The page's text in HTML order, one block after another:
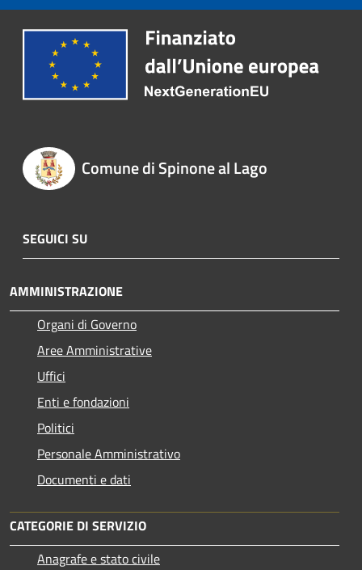
Comune di Spinone al Lago
SEGUICI SU
AMMINISTRAZIONE
Organi di Governo
Aree Amministrative
Uffici
Enti e fondazioni
Politici
Personale Amministrativo
Documenti e dati
CATEGORIE DI SERVIZIO
Anagrafe e stato civile